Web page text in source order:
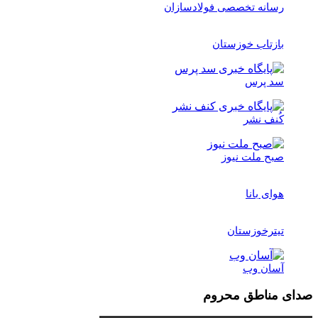
رسانه تخصصی فولادسازان
بازتاب خوزستان
سد پرس
کُنف نشر
صبح ملت نیوز
هوای بانا
تیترخوزستان
آسان وب
مناطق محروم